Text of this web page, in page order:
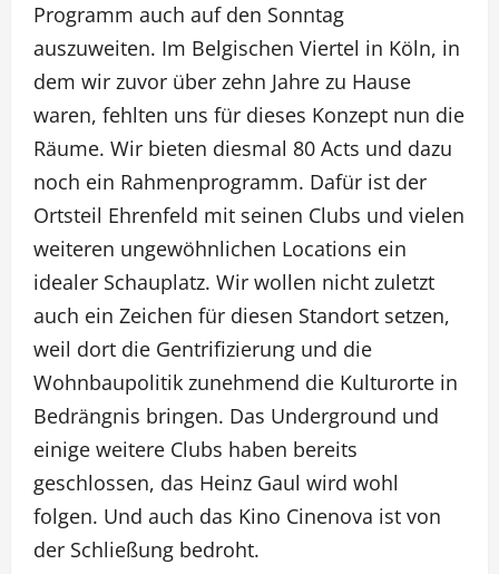
Programm auch auf den Sonntag
auszuweiten. Im Belgischen Viertel in Köln, in
dem wir zuvor über zehn Jahre zu Hause
waren, fehlten uns für dieses Konzept nun die
Räume. Wir bieten diesmal 80 Acts und dazu
noch ein Rahmenprogramm. Dafür ist der
Ortsteil Ehrenfeld mit seinen Clubs und vielen
weiteren ungewöhnlichen Locations ein
idealer Schauplatz. Wir wollen nicht zuletzt
auch ein Zeichen für diesen Standort setzen,
weil dort die Gentrifizierung und die
Wohnbaupolitik zunehmend die Kulturorte in
Bedrängnis bringen. Das Underground und
einige weitere Clubs haben bereits
geschlossen, das Heinz Gaul wird wohl
folgen. Und auch das Kino Cinenova ist von
der Schließung bedroht.